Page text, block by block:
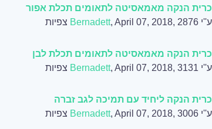
כרית הנקה מאמאסיטה לתאומים תכלת אפור
ע''י
Bernadett, April 07, 2018, 2876 צפיות
כרית הנקה מאמאסיטה לתאומים תכלת לבן
ע''י
Bernadett, April 07, 2018, 3131 צפיות
כרית הנקה ליחיד עם תמיכה לגב זברה
ע''י
Bernadett, April 07, 2018, 3006 צפיות